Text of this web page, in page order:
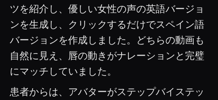
ツを紹介し、優しい女性の声の英語バージョ
ンを生成し、クリックするだけでスペイン語
バージョンを作成しました。どちらの動画も
自然に見え、唇の動きがナレーションと完璧
にマッチしていました。
患者からは、アバターがステップバイステッ